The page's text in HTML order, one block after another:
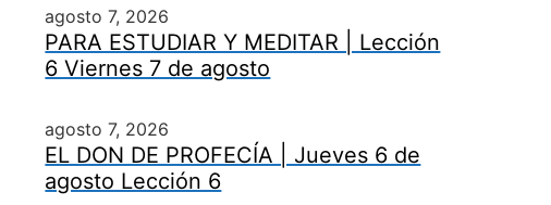
agosto 7, 2026
PARA ESTUDIAR Y MEDITAR | Lección
6 Viernes 7 de agosto
agosto 7, 2026
EL DON DE PROFECÍA | Jueves 6 de
agosto Lección 6